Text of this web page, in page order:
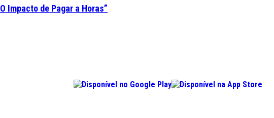
Impacto de Pagar a Horas”